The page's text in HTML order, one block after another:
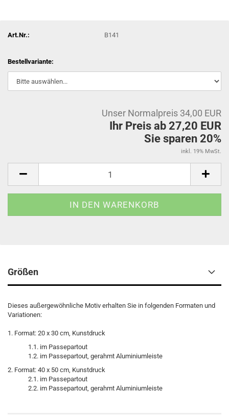
Art.Nr.: B141
Bestellvariante:
Unser Normalpreis 34,00 EUR
Ihr Preis ab 27,20 EUR
Sie sparen 20%
inkl. 19% MwSt.
Größen
Dieses außergewöhnliche Motiv erhalten Sie in folgenden Formaten und
Variationen:
1. Format: 20 x 30 cm, Kunstdruck
1.1. im Passepartout
1.2. im Passepartout, gerahmt Aluminiumleiste
2. Format: 40 x 50 cm, Kunstdruck
2.1. im Passepartout
2.2. im Passepartout, gerahmt Aluminiumleiste